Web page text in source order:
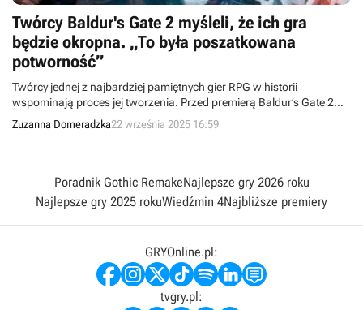
Twórcy Baldur's Gate 2 myśleli, że ich gra
będzie okropna. „To była poszatkowana
potworność”
Twórcy jednej z najbardziej pamiętnych gier RPG w historii
wspominają proces jej tworzenia. Przed premierą Baldur’s Gate 2
deweloperzy byli przekonani, że produkcja będzie okropna.
Zuzanna Domeradzka22 września 2025 16:59
Poradnik Gothic RemakeNajlepsze gry 2026 roku
Najlepsze gry 2025 rokuWiedźmin 4Najbliższe premiery
GRYOnline.pl:
tvgry.pl: